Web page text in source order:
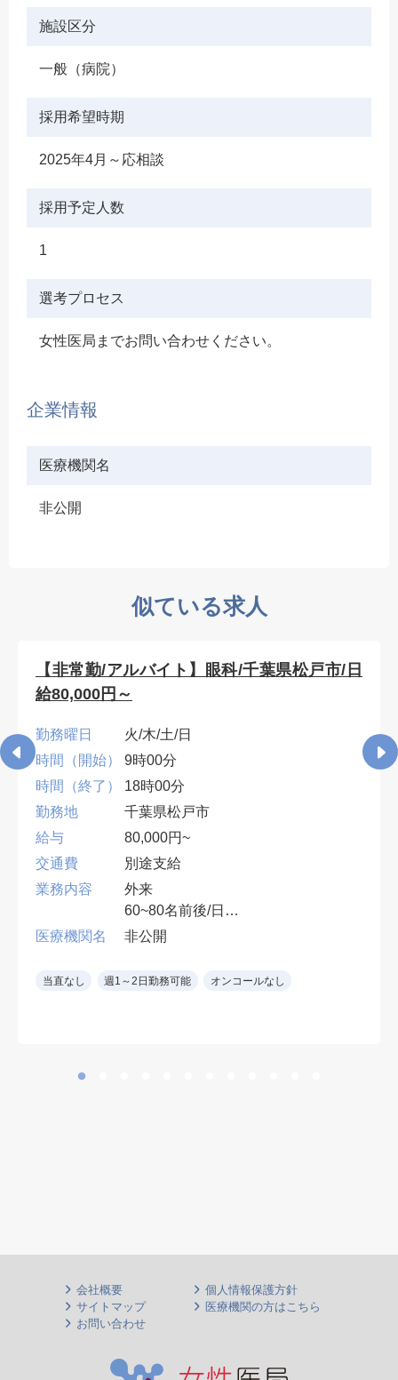
施設区分
一般（病院）
採用希望時期
2025年4月～応相談
採用予定人数
1
選考プロセス
女性医局までお問い合わせください。
企業情報
医療機関名
非公開
似ている求人
【非常勤/アルバイト】眼科/千葉県松戸市/日
給80,000円～
勤務曜日
火/木/土/日
時間（開始）
9時00分
時間（終了）
18時00分
勤務地
千葉県松戸市
給与
80,000円~
交通費
別途支給
業務内容
外来
60~80名前後/日
１診制
鏡処方）
医療機関名 非公開
当直なし 週1～2日勤務可能 オンコールなし
会社概要
個人情報保護方針
サイトマップ
医療機関の方はこちら
お問い合わせ